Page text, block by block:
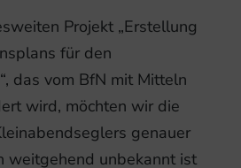
Projekt „Erstellung
für den
das vom BfN mit Mitteln
wird, möchten wir die
genauer
weitgehend unbekannt ist